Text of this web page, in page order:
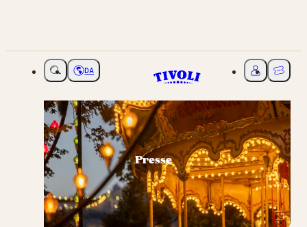
Vælg sprog
DA Mit Tivoli
Presse